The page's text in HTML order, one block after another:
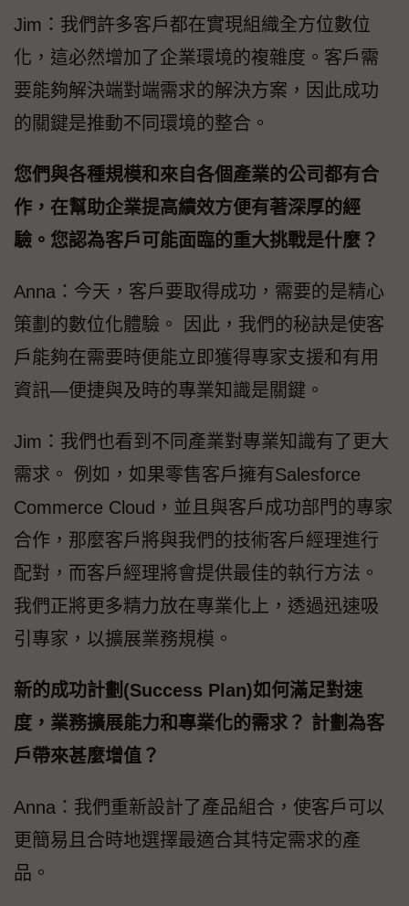
Jim：我們許多客戶都在實現組織全方位數位
化，這必然增加了企業環境的複雜度。客戶需
要能夠解決端對端需求的解決方案，因此成功
的關鍵是推動不同環境的整合。
您們與各種規模和來自各個產業的公司都有合
作，在幫助企業提高績效方便有著深厚的經
驗。您認為客戶可能面臨的重大挑戰是什麼？
Anna：今天，客戶要取得成功，需要的是精心
策劃的數位化體驗。 因此，我們的秘訣是使客
戶能夠在需要時便能立即獲得專家支援和有用
資訊—便捷與及時的專業知識是關鍵。
Jim：我們也看到不同產業對專業知識有了更大
需求。 例如，如果零售客戶擁有Salesforce
Commerce Cloud，並且與客戶成功部門的專家
合作，那麼客戶將與我們的技術客戶經理進行
配對，而客戶經理將會提供最佳的執行方法。
我們正將更多精力放在專業化上，透過迅速吸
引專家，以擴展業務規模。
新的成功計劃(Success Plan)如何滿足對速
度，業務擴展能力和專業化的需求？ 計劃為客
戶帶來甚麼增值？
Anna：我們重新設計了產品組合，使客戶可以
更簡易且合時地選擇最適合其特定需求的產
品。